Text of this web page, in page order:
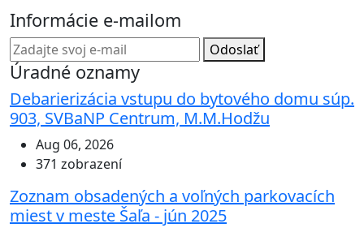
Informácie e-mailom
Odoslať
Úradné oznamy
Debarierizácia vstupu do bytového domu súp.
903, SVBaNP Centrum, M.M.Hodžu
Aug 06, 2026
371 zobrazení
Zoznam obsadených a voľných parkovacích
miest v meste Šaľa - jún 2025